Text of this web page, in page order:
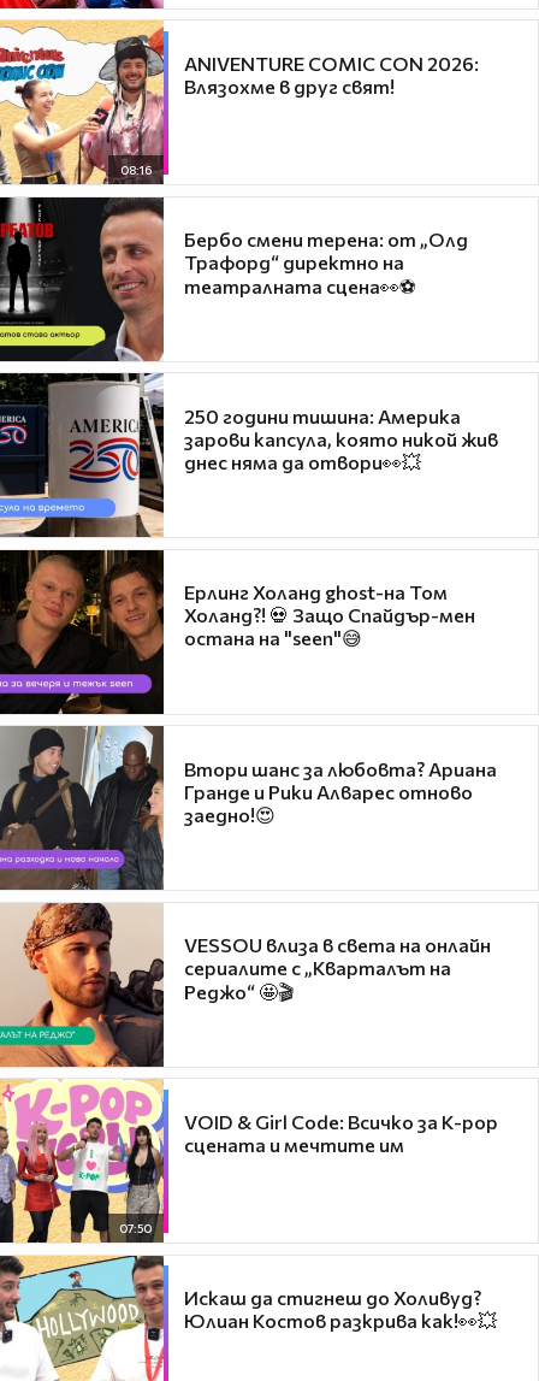
08:16
ANIVENTURE COMIC CON 2026:
Влязохме в друг свят!
Бербо смени терена: от „Олд
Трафорд“ директно на
театралната сцена👀⚽
250 години тишина: Америка
зарови капсула, която никой жив
днес няма да отвори👀💥
Ерлинг Холанд ghost-на Том
Холанд?! 💀 Защо Спайдър-мен
остана на "seen"😅
Втори шанс за любовта? Ариана
Гранде и Рики Алварес отново
заедно!😍
VESSOU влиза в света на онлайн
сериалите с „Кварталът на
Реджо“ 🤩🎬
07:50
VOID & Girl Code: Всичко за K-pop
сцената и мечтите им
Искаш да стигнеш до Холивуд?
Юлиан Костов разкрива как!👀💥